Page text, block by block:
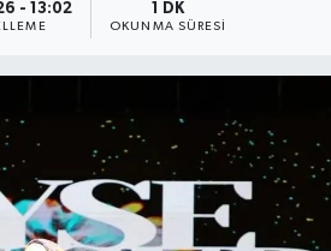
- 13:02 1 DK
OKUNMA SÜRESI